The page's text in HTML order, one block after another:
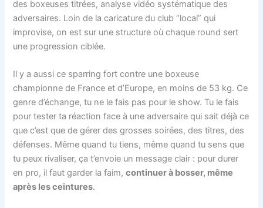
des boxeuses titrées, analyse vidéo systématique des
adversaires. Loin de la caricature du club “local” qui
improvise, on est sur une structure où chaque round sert
une progression ciblée.
Il y a aussi ce sparring fort contre une boxeuse
championne de France et d’Europe, en moins de 53 kg. Ce
genre d’échange, tu ne le fais pas pour le show. Tu le fais
pour tester ta réaction face à une adversaire qui sait déjà ce
que c’est que de gérer des grosses soirées, des titres, des
défenses. Même quand tu tiens, même quand tu sens que
tu peux rivaliser, ça t’envoie un message clair : pour durer
en pro, il faut garder la faim,continuer à bosser, même
après les ceintures.